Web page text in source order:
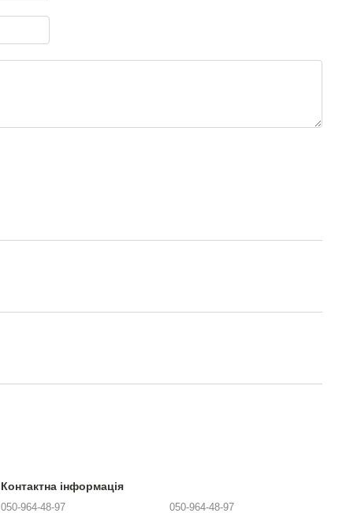
Контактна інформація
050-964-48-97 050-964-48-97